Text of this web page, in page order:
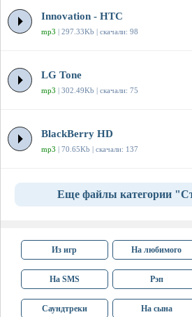
Innovation - HTC
mp3 | 297.33Kb | скачали: 98
LG Tone
mp3 | 302.49Kb | скачали: 75
BlackBerry HD
mp3 | 70.65Kb | скачали: 137
Еще файлы категории
Из игр На любимого
На SMS Рэп
Саундтреки На сына